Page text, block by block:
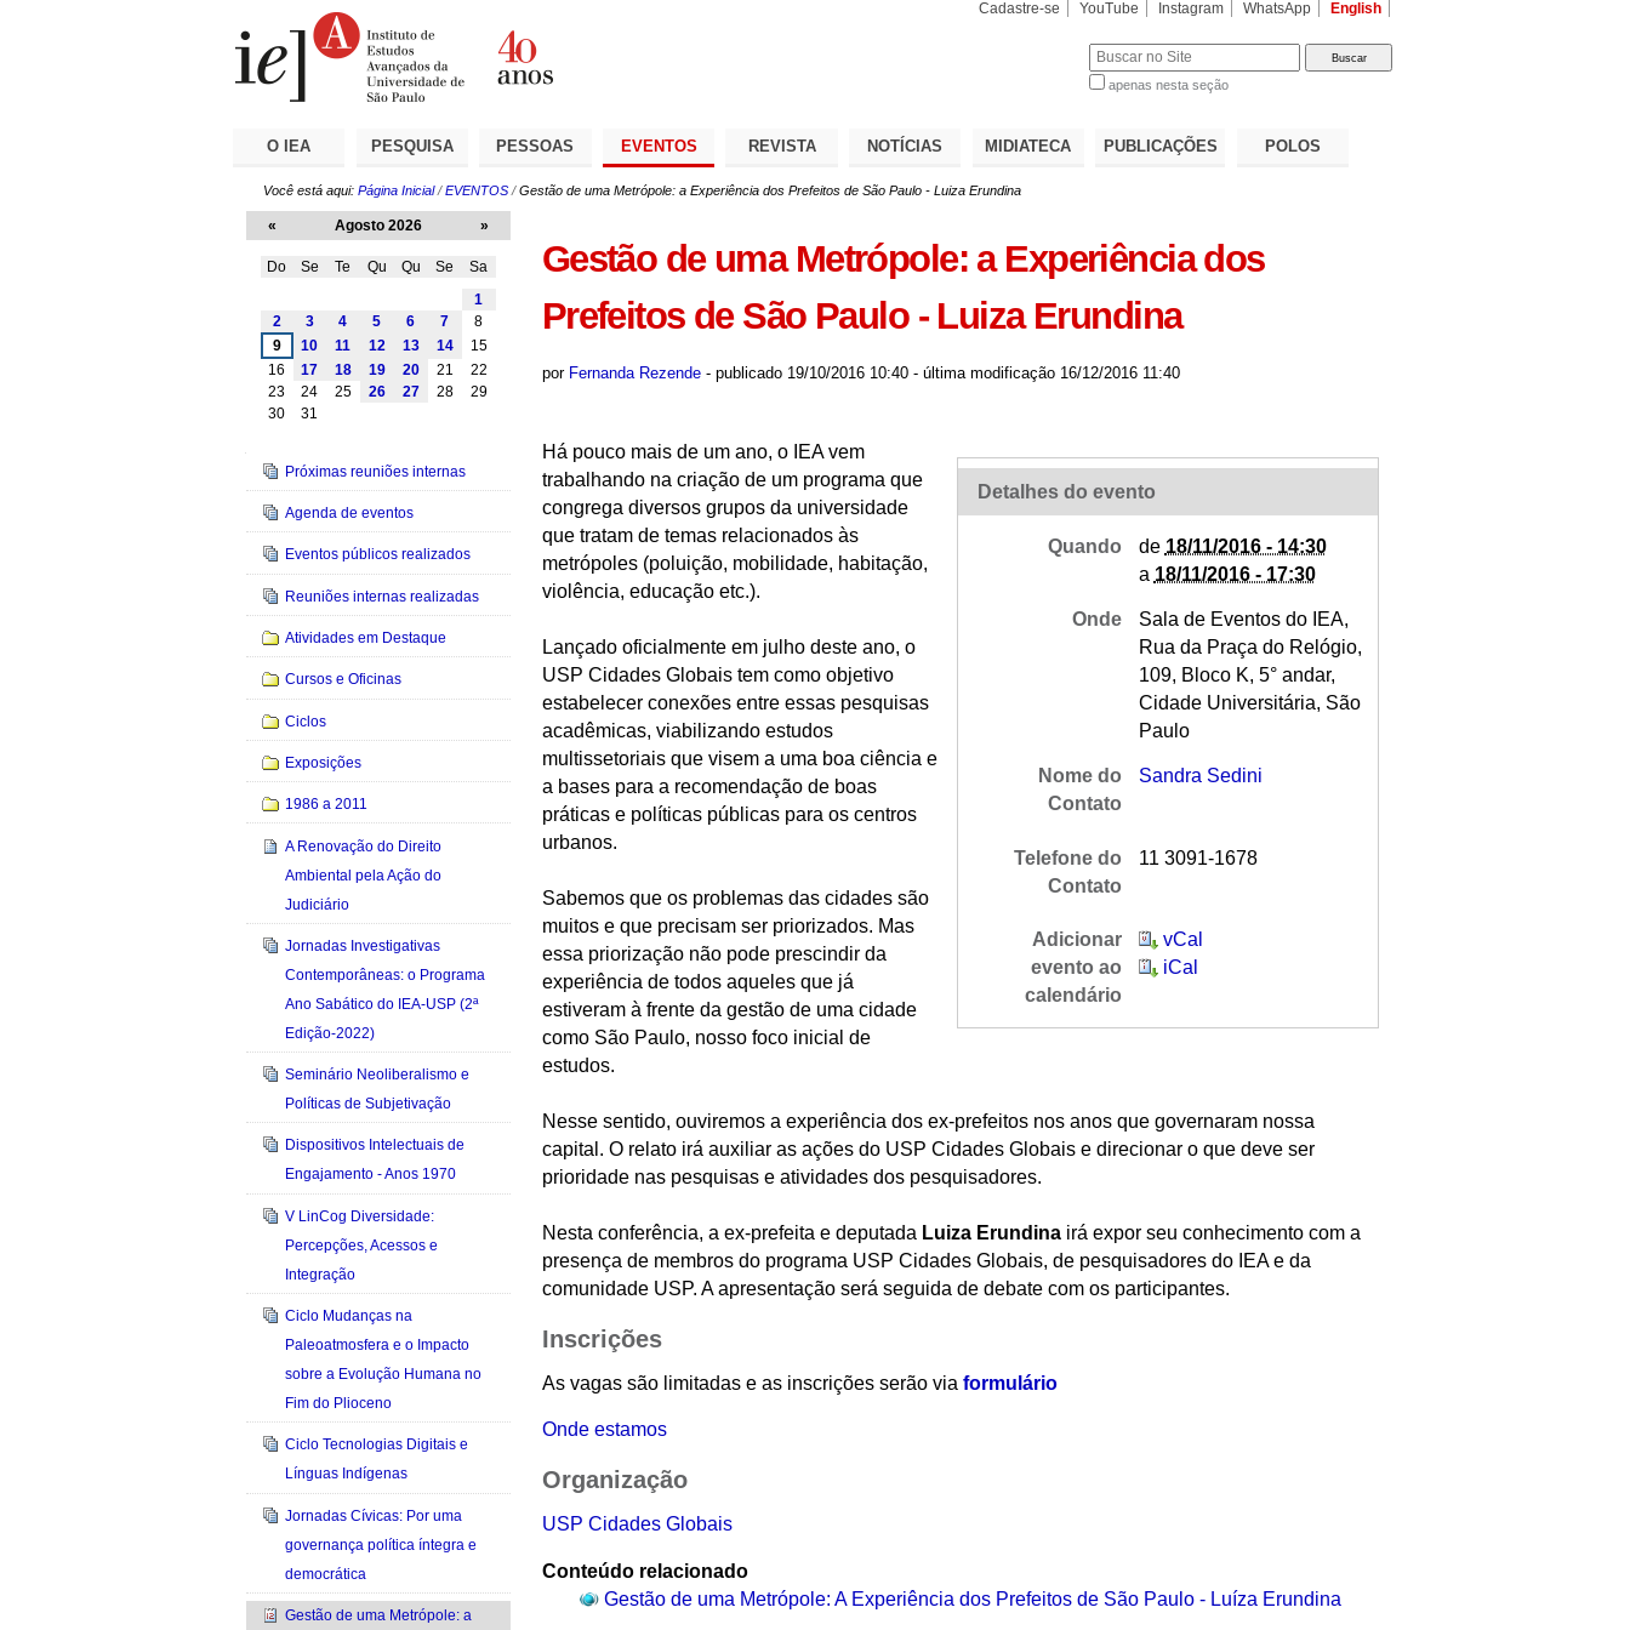
Cadastre-se YouTube Instagram WhatsApp English
apenas nesta seção
O IEA PESQUISA PESSOAS EVENTOS REVISTA NOTÍCIAS MIDIATECA PUBLICAÇÕES POLOS
Você está aqui: Página Inicial /EVENTOS /Gestão de uma Metrópole: a Experiência dos Prefeitos de São Paulo - Luiza Erundina
Gestão de uma Metrópole: a Experiência dos
Prefeitos de São Paulo - Luiza Erundina
por Fernanda Rezende - publicado19/10/2016 10:40 - última modificação16/12/2016 11:40
Detalhes do evento
Quando de 18/11/2016 - 14:30
a 18/11/2016 - 17:30
Onde
Sala de Eventos do IEA,
Rua da Praça do Relógio,
109, Bloco K, 5° andar,
Cidade Universitária, São
Paulo
Nome do
Contato
Sandra Sedini
Telefone do
Contato
11 3091-1678
Adicionar
evento ao
calendário
vCal
iCal
Há pouco mais de um ano, o IEA vem
trabalhando na criação de um programa que
congrega diversos grupos da universidade
que tratam de temas relacionados às
metrópoles (poluição, mobilidade, habitação,
violência, educação etc.).
Lançado oficialmente em julho deste ano, o
USP Cidades Globais tem como objetivo
estabelecer conexões entre essas pesquisas
acadêmicas, viabilizando estudos
multissetoriais que visem a uma boa ciência e
a bases para a recomendação de boas
práticas e políticas públicas para os centros
urbanos.
Sabemos que os problemas das cidades são
muitos e que precisam ser priorizados. Mas
essa priorização não pode prescindir da
experiência de todos aqueles que já
estiveram à frente da gestão de uma cidade
como São Paulo, nosso foco inicial de
estudos.
Nesse sentido, ouviremos a experiência dos ex-prefeitos nos anos que governaram nossa
capital. O relato irá auxiliar as ações do USP Cidades Globais e direcionar o que deve ser
prioridade nas pesquisas e atividades dos pesquisadores.
Nesta conferência, a ex-prefeita e deputada Luiza Erundinairá expor seu conhecimento com a
presença de membros do programa USP Cidades Globais, de pesquisadores do IEA e da
comunidade USP. A apresentação será seguida de debate com os participantes.
Inscrições
As vagas são limitadas e as inscrições serão via formulário
Onde estamos
Organização
USP Cidades Globais
Conteúdo relacionado
Gestão de uma Metrópole: A Experiência dos Prefeitos de São Paulo - Luíza Erundina
« Agosto 2026 »
Do Se Te Qu Qu Se
Sa
1
2
3 4 5 6 7
8
9
10 11 12 13 14
15
16
17 18 19 20 21
22
23
24 25 26 27 28
29
30
31
Navegação
Próximas reuniões internas
Agenda de eventos
Eventos públicos realizados
Reuniões internas realizadas
Atividades em Destaque
Cursos e Oficinas
Ciclos
Exposições
1986 a 2011
A Renovação do Direito
Ambiental pela Ação do
Judiciário
Jornadas Investigativas
Contemporâneas: o Programa
Ano Sabático do IEA-USP (2ª
Edição-2022)
Seminário Neoliberalismo e
Políticas de Subjetivação
Dispositivos Intelectuais de
Engajamento - Anos 1970
V LinCog Diversidade:
Percepções, Acessos e
Integração
Ciclo Mudanças na
Paleoatmosfera e o Impacto
sobre a Evolução Humana no
Fim do Plioceno
Ciclo Tecnologias Digitais e
Línguas Indígenas
Jornadas Cívicas: Por uma
governança política íntegra e
democrática
Gestão de uma Metrópole: a